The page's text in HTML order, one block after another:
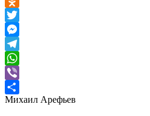
Odnoklassniki
Twitter
Messenger
Telegram
WhatsApp
Viber
Отправить
Михаил Арефьев